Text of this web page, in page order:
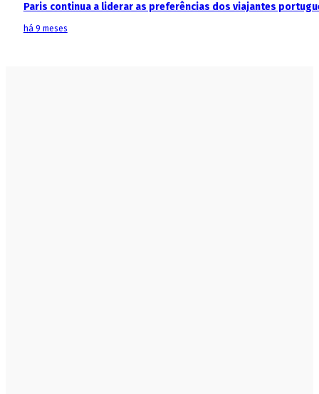
Paris continua a liderar as preferências dos viajantes
há 9 meses